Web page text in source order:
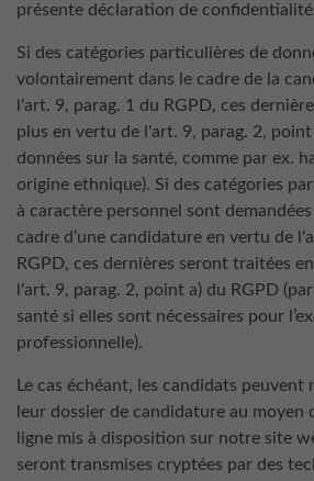
présente déclaration de
Si des catégories particulières de
volontairement dans le cadre de la
l'art. 9, parag. 1 du RGPD, ces
plus en vertu de l'art. 9, parag. 2, point
données sur la santé, comme par ex.
origine ethnique). Si des catégories
à caractère personnel sont
cadre d’une candidature en vertu de
RGPD, ces dernières seront traitées
l'art. 9, parag. 2, point a) du RGPD
santé si elles sont nécessaires pour
professionnelle).
Le cas échéant, les candidats
leur dossier de candidature au moyen
ligne mis à disposition sur notre site
seront transmises cryptées par des